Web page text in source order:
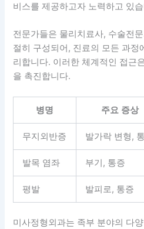
비스를 제공하고자 노력하고 있
전문가들은 물리치료사, 수술전
절히 구성되어, 진료의 모든 과정
리합니다. 이러한 체계적인 접근
을 촉진합니다.
병명 주요 증상
무지외반증 발가락 변형,
발목 염좌 부기, 통증
평발 발피로, 통증
미사정형외과는 족부 분야의 다